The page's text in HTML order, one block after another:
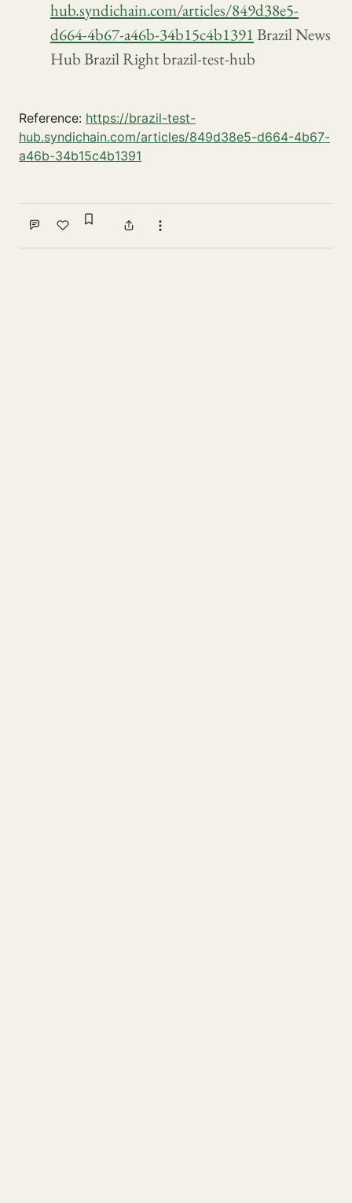
hub.syndichain.com/articles/849d38e5-
d664-4b67-a46b-34b15c4b1391Brazil News
Hub Brazil Right brazil-test-hub
Reference: https://brazil-test-
hub.syndichain.com/articles/849d38e5-d664-4b67-
a46b-34b15c4b1391
Comment
Like
Sign in to bookmark
ShareMore actions